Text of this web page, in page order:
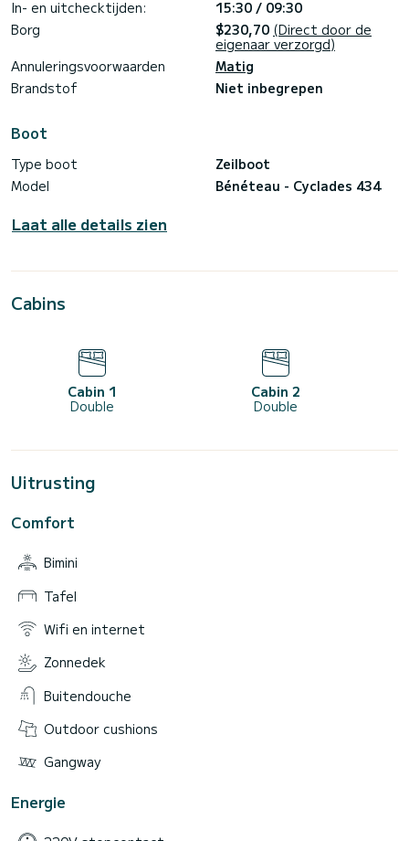
In- en uitchecktijden:
15:30 / 09:30
Borg
$230,70 (Direct door de
eigenaar verzorgd)
Annuleringsvoorwaarden
Matig
Brandstof
Niet inbegrepen
Boot
Type boot
Zeilboot
Model
Bénéteau - Cyclades 434
Laat alle details zien
Cabins
Cabin 1
Double
Cabin 2
Double
Uitrusting
Comfort
Bimini
Tafel
Wifi en internet
Zonnedek
Buitendouche
Outdoor cushions
Gangway
Energie